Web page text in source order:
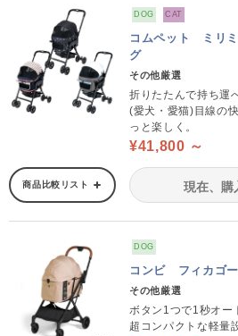
DOG CAT
コムペット ミリ
グ
その他厳選
折りたたんで持ち運
(愛犬・愛猫)目線の
っと楽しく。
¥41,800 ～
商品比較リスト 現在、購
DOG
コンビ フィカゴ
その他厳選
ボタン1つで1秒オー
超コンパクトな軽量